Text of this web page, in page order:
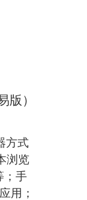
版）
方式
浏览
；手
用；